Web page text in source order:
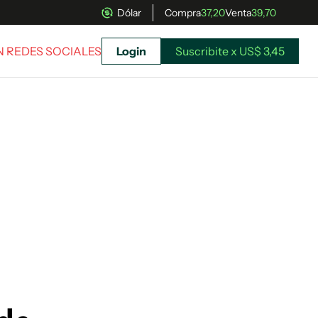
Dólar Compra37,20Venta39,70
REDES SOCIALES Login Suscribite x US$ 3,45